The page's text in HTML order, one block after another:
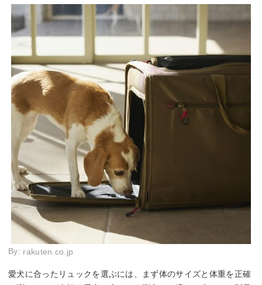
By: rakuten.co.jp
愛犬に合ったリュックを選ぶには、まず体のサイズと体重を正確